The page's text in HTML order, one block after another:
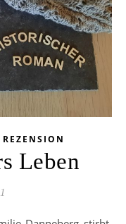
REZENSION
Leben